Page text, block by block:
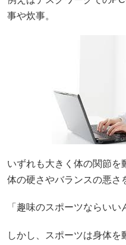
事や炊事。
いずれも大きく体の関節を
体の硬さやバランスの悪さ
「趣味のスポーツならいい
しかし、スポーツは身体